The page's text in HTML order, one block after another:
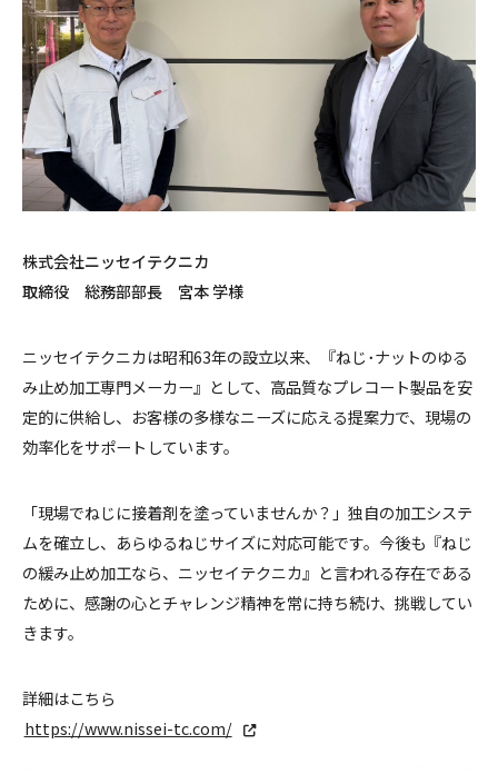
株式会社ニッセイテクニカ
取締役 総務部部長 宮本 学様
ニッセイテクニカは昭和63年の設立以来、『ねじ･ナットのゆる
み止め加工専門メーカー』として、高品質なプレコート製品を安
定的に供給し、お客様の多様なニーズに応える提案力で、現場の
効率化をサポートしています。
「現場でねじに接着剤を塗っていませんか？」独自の加工システ
ムを確立し、あらゆるねじサイズに対応可能です。今後も『ねじ
の緩み止め加工なら、ニッセイテクニカ』と言われる存在である
ために、感謝の心とチャレンジ精神を常に持ち続け、挑戦してい
きます。
詳細はこちら
https://www.nissei-tc.com/